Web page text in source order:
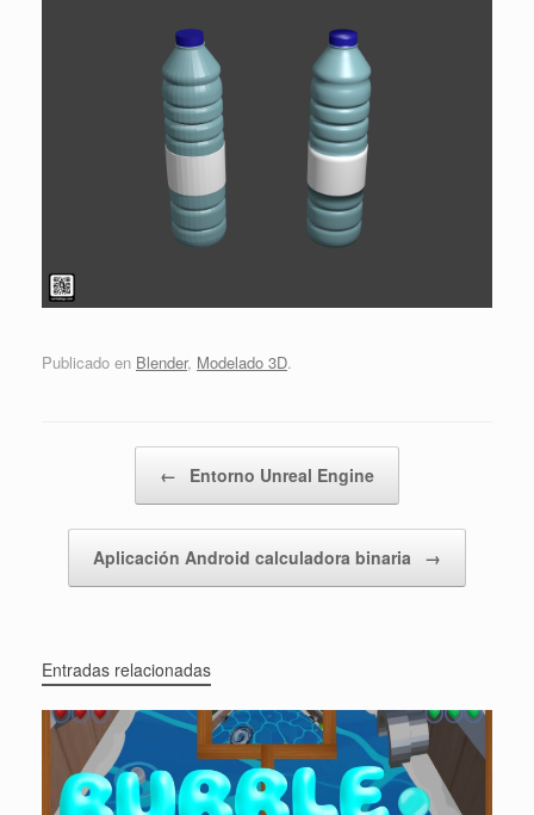
Publicado en Blender, Modelado 3D.
← Entorno Unreal Engine
Aplicación Android calculadora binaria →
Entradas relacionadas